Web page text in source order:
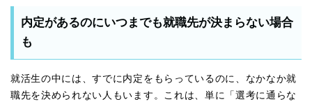
内定があるのにいつまでも就職先が決まらない場合
も
就活生の中には、すでに内定をもらっているのに、なかなか就
職先を決められない人もいます。これは、単に「選考に通らな